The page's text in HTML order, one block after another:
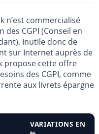
n’est commercialisé
CGPI (Conseil en
Inutile donc de
sur Internet auprès de
propose cette offre
des CGPI, comme
aux livrets épargne
VARIATIONS EN